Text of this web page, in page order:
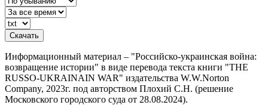
Информационный материал – "Российско-украинская война:
возвращение истории" в виде перевода текста книги "THE
RUSSO-UKRAINAIN WAR" издательства W.W.Norton
Company, 2023г. под авторством Плохий С.Н. (решение
Московского городского суда от 28.08.2024).